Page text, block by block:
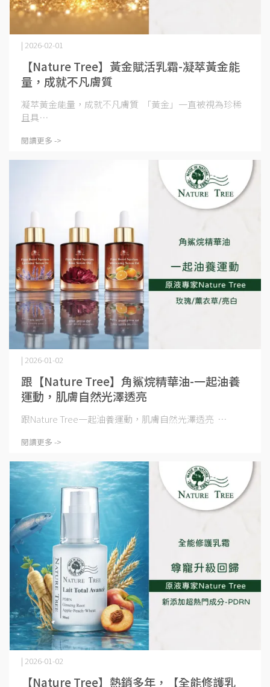
【Nature Tree】黃金賦活乳霜-凝萃黃金能
量，成就不凡膚質
| 2026-02-01
凝萃黃金能量，成就不凡膚質 「黃金」一直被視為珍稀
且具⋯
閱讀更多 ->
跟【Nature Tree】角鯊烷精華油-一起油養
運動，肌膚自然光澤透亮
| 2026-01-02
跟Nature Tree一起油養運動，肌膚自然光澤透亮 ⋯
閱讀更多 ->
【Nature Tree】熱銷多年，【全能修護乳
| 2026-01-02